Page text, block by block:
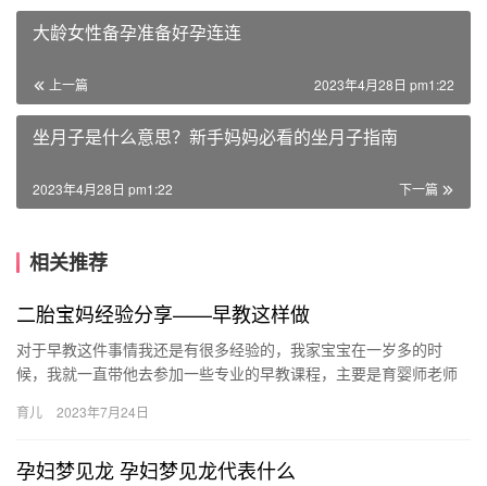
大龄女性备孕准备好孕连连
上一篇 2023年4月28日 pm1:22
坐月子是什么意思？新手妈妈必看的坐月子指南
下一篇
2023年4月28日 pm1:22
相关推荐
二胎宝妈经验分享——早教这样做
对于早教这件事情我还是有很多经验的，我家宝宝在一岁多的时
候，我就一直带他去参加一些专业的早教课程，主要是育婴师老师
有很多…
育儿 2023年7月24日
孕妇梦见龙 孕妇梦见龙代表什么